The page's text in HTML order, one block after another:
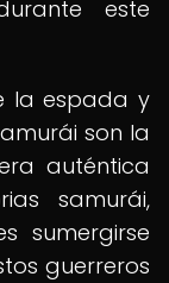
este
la espada y
son la
auténtica
samurái,
sumergirse
guerreros